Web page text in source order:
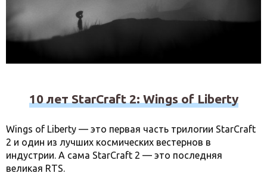
10 лет StarCraft 2: Wings of Liberty
Wings of Liberty — это первая часть трилогии StarCraft
2 и один из лучших космических вестернов в
индустрии. А сама StarCraft 2 — это последняя
великая RTS.